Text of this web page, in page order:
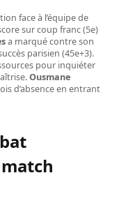
face à l’équipe de
sur coup franc (5e)
a marqué contre son
parisien (45e+3).
pour inquiéter
Ousmane
d’absence en entrant